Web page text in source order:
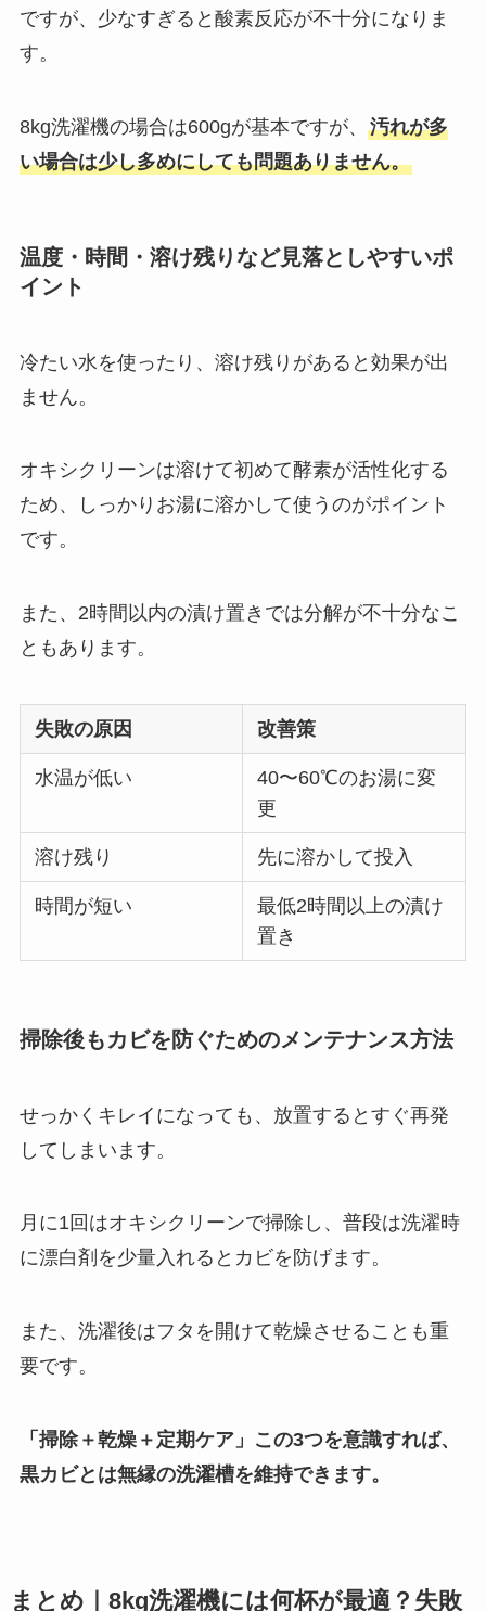
ですが、少なすぎると酸素反応が不十分になりま
す。
8kg洗濯機の場合は600gが基本ですが、 汚れが多
い場合は少し多めにしても問題ありません。
温度・時間・溶け残りなど見落としやすいポ
イント
冷たい水を使ったり、溶け残りがあると効果が出
ません。
オキシクリーンは溶けて初めて酵素が活性化する
ため、しっかりお湯に溶かして使うのがポイント
です。
また、2時間以内の漬け置きでは分解が不十分なこ
ともあります。
失敗の原因 改善策
水温が低い
40〜60℃のお湯に変
更
溶け残り 先に溶かして投入
時間が短い
最低2時間以上の漬け
置き
掃除後もカビを防ぐためのメンテナンス方法
せっかくキレイになっても、放置するとすぐ再発
してしまいます。
月に1回はオキシクリーンで掃除し、普段は洗濯時
に漂白剤を少量入れるとカビを防げます。
また、洗濯後はフタを開けて乾燥させることも重
要です。
「掃除＋乾燥＋定期ケア」この3つを意識すれば、
黒カビとは無縁の洗濯槽を維持できます。
まとめ｜8kg洗濯機には何杯が最適？失敗